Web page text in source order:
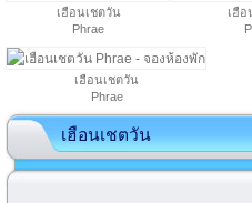
เฮือนเชตวัน
Phrae
เฮือ
เฮือนเชตวัน
Phrae
เฮือนเชตวัน